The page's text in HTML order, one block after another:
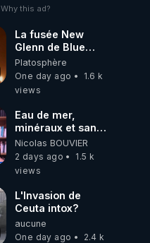
Why this ad?
La fusée New
Glenn de Blue
Origin vient de
partir en fumée.
Platosphère
One day ago
1.6 k
views
Eau de mer,
minéraux et santé
cellulaire avec
Grégoire Cadeau
Nicolas BOUVIER
2 days ago
1.5 k
views
L'Invasion de
Ceuta intox?
aucune
One day ago
2.4 k